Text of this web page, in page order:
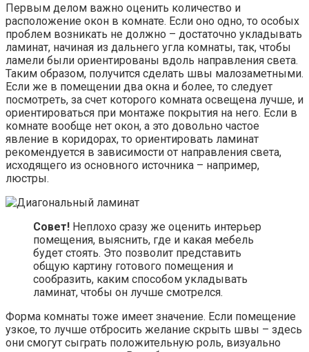
Первым делом важно оценить количество и
расположение окон в комнате. Если оно одно, то особых
проблем возникать не должно – достаточно укладывать
ламинат, начиная из дальнего угла комнаты, так, чтобы
ламели были ориентированы вдоль направления света.
Таким образом, получится сделать швы малозаметными.
Если же в помещении два окна и более, то следует
посмотреть, за счет которого комната освещена лучше, и
ориентироваться при монтаже покрытия на него. Если в
комнате вообще нет окон, а это довольно частое
явление в коридорах, то ориентировать ламинат
рекомендуется в зависимости от направления света,
исходящего из основного источника – например,
люстры.
Совет! Неплохо сразу же оценить интерьер
помещения, выяснить, где и какая мебель
будет стоять. Это позволит представить
общую картину готового помещения и
сообразить, каким способом укладывать
ламинат, чтобы он лучше смотрелся.
Форма комнаты тоже имеет значение. Если помещение
узкое, то лучше отбросить желание скрыть швы – здесь
они смогут сыграть положительную роль, визуально